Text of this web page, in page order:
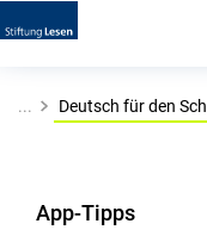
... Deutsch für den
App-Tipps